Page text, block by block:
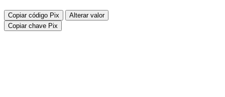
Copiar código Pix
Alterar valor
Copiar chave Pix